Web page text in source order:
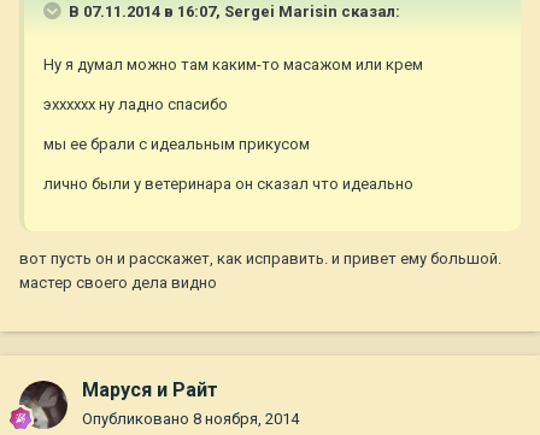
В 07.11.2014 в 16:07, Sergei Marisin сказал:
Ну я думал можно там каким-то масажом или крем
эхххххх ну ладно спасибо
мы ее брали с идеальным прикусом
лично были у ветеринара он сказал что идеально
вот пусть он и расскажет, как исправить. и привет ему большой.
мастер своего дела видно
Маруся и Райт
Опубликовано 8 ноября, 2014